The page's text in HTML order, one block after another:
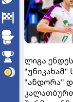
ლიგა
"უნიკახამ"
"ანდორა"